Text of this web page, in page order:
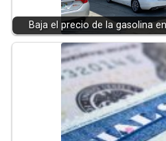
Baja el precio de la gasolina